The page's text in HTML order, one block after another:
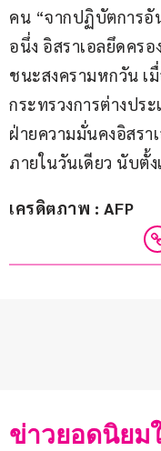
คน “จากปฏิบัตการอั
อนึ่ง อิสราเอลยึดคร
ชนะสงครามหกวัน เ
กระทรวงการต่างปร
ฝ่ายความมั่นคงอิสรา
ภายในวันเดียว นับตั้
เครดิตภาพ : AFP
ข่าวยอดนิยม